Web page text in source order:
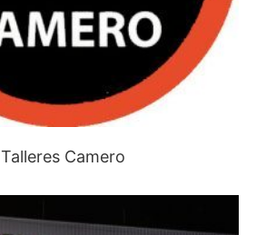
Talleres Camero